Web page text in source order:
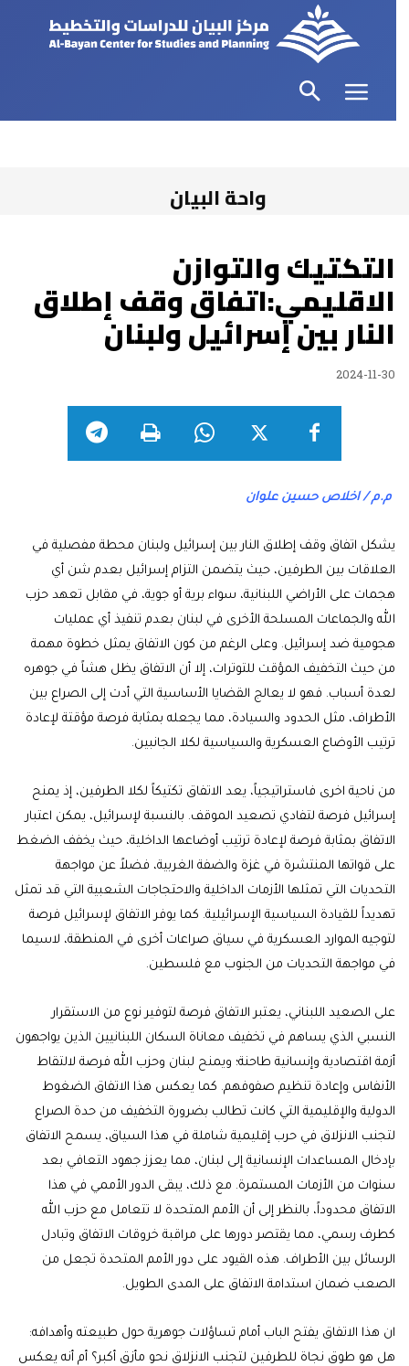
واحة البيان
التكتيك والتوازن
الاقليمي:اتفاق وقف إطلاق
النار بين إسرائيل ولبنان
2024-11-30
م.م / اخلاص حسين علوان
يشكل اتفاق وقف إطلاق النار بين إسرائيل ولبنان محطة مفصلية في
العلاقات بين الطرفين، حيث يتضمن التزام إسرائيل بعدم شن أي
هجمات على الأراضي اللبنانية، سواء برية أو جوية، في مقابل تعهد حزب
الله والجماعات المسلحة الأخرى في لبنان بعدم تنفيذ أي عمليات
هجومية ضد إسرائيل. وعلى الرغم من كون الاتفاق يمثل خطوة مهمة
من حيث التخفيف المؤقت للتوترات، إلا أن الاتفاق يظل هشاً في جوهره
لعدة أسباب. فهو لا يعالج القضايا الأساسية التي أدت إلى الصراع بين
الأطراف، مثل الحدود والسيادة، مما يجعله بمثابة فرصة مؤقتة لإعادة
ترتيب الأوضاع العسكرية والسياسية لكلا الجانبين.
من ناحية اخرى فاستراتيجياً، يعد الاتفاق تكتيكاً لكلا الطرفين، إذ يمنح
إسرائيل فرصة لتفادي تصعيد الموقف. بالنسبة لإسرائيل، يمكن اعتبار
الاتفاق بمثابة فرصة لإعادة ترتيب أوضاعها الداخلية، حيث يخفف الضغط
على قواتها المنتشرة في غزة والضفة الغربية، فضلاً عن مواجهة
التحديات التي تمثلها الأزمات الداخلية والاحتجاجات الشعبية التي قد تمثل
تهديداً للقيادة السياسية الإسرائيلية. كما يوفر الاتفاق لإسرائيل فرصة
لتوجيه الموارد العسكرية في سياق صراعات أخرى في المنطقة، لاسيما
في مواجهة التحديات من الجنوب مع فلسطين.
على الصعيد اللبناني، يعتبر الاتفاق فرصة لتوفير نوع من الاستقرار
النسبي الذي يساهم في تخفيف معاناة السكان اللبنانيين الذين يواجهون
أزمة اقتصادية وإنسانية طاحنة؛ ويمنح لبنان وحزب الله فرصة لالتقاط
الأنفاس وإعادة تنظيم صفوفهم. كما يعكس هذا الاتفاق الضغوط
الدولية والإقليمية التي كانت تطالب بضرورة التخفيف من حدة الصراع
لتجنب الانزلاق في حرب إقليمية شاملة في هذا السياق، يسمح الاتفاق
بإدخال المساعدات الإنسانية إلى لبنان، مما يعزز جهود التعافي بعد
سنوات من الأزمات المستمرة. مع ذلك، يبقى الدور الأممي في هذا
الاتفاق محدوداً، بالنظر إلى أن الأمم المتحدة لا تتعامل مع حزب الله
كطرف رسمي، مما يقتصر دورها على مراقبة خروقات الاتفاق وتبادل
الرسائل بين الأطراف. هذه القيود على دور الأمم المتحدة تجعل من
الصعب ضمان استدامة الاتفاق على المدى الطويل.
ان هذا الاتفاق يفتح الباب أمام تساؤلات جوهرية حول طبيعته وأهدافه:
هل هو طوق نجاة للطرفين لتجنب الانزلاق نحو مأزق أكبر؟ أم أنه يعكس